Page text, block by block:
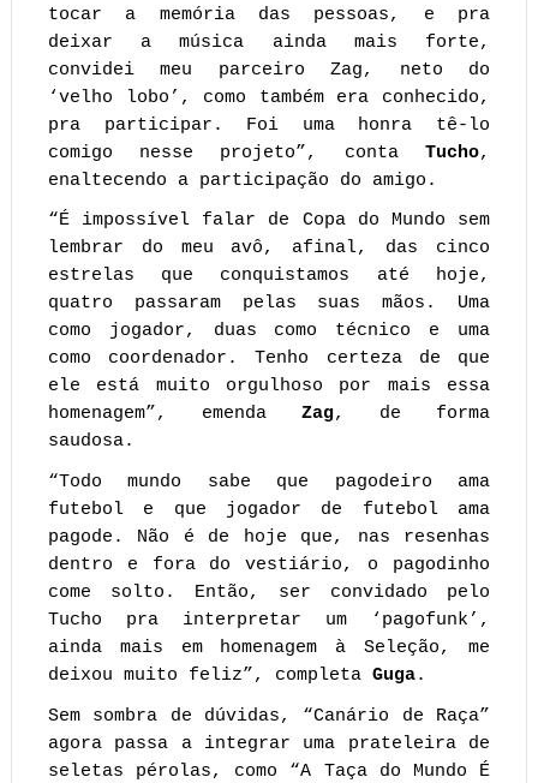
tocar a memória das pessoas, e pra
deixar a música ainda mais forte,
convidei meu parceiro Zag, neto do
‘velho lobo’, como também era conhecido,
pra participar. Foi uma honra tê-lo
comigo nesse projeto”, contaTucho,
enaltecendo a participação do amigo.
“É impossível falar de Copa do Mundo sem
lembrar do meu avô, afinal, das cinco
estrelas que conquistamos até hoje,
quatro passaram pelas suas mãos. Uma
como jogador, duas como técnico e uma
como coordenador. Tenho certeza de que
ele está muito orgulhoso por mais essa
homenagem”, emenda Zag, de forma
saudosa.
“Todo mundo sabe que pagodeiro ama
futebol e que jogador de futebol ama
pagode. Não é de hoje que, nas resenhas
dentro e fora do vestiário, o pagodinho
come solto. Então, ser convidado pelo
Tucho pra interpretar um ‘pagofunk’,
ainda mais em homenagem à Seleção, me
deixou muito feliz”, completa Guga.
Sem sombra de dúvidas, “Canário de Raça”
agora passa a integrar uma prateleira de
seletas pérolas, como “A Taça do Mundo É